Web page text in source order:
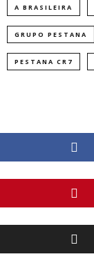
A BRASILEIRA
GRUPO PESTANA
PESTANA CR7